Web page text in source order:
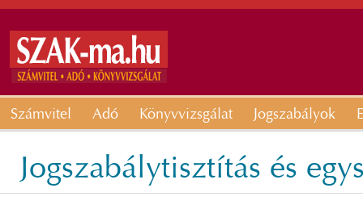
Számvitel Adó Könyvvizsgálat Jogszabályok
Jogszabálytisztítás és